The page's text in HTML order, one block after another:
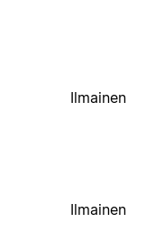
Ilmainen
Ilmainen